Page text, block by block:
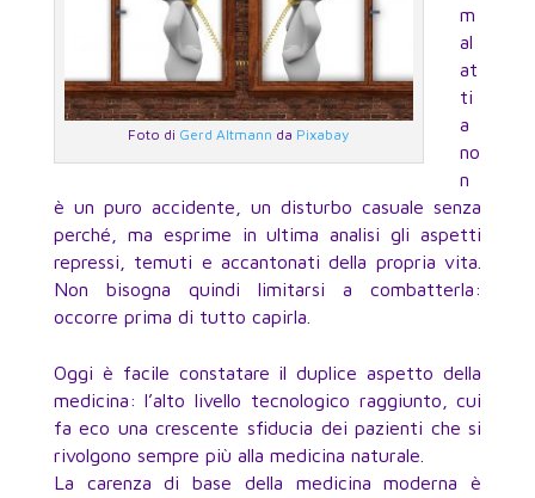
Foto di Gerd Altmann da Pixabay
m
al
at
ti
a
no
n
è un puro accidente, un disturbo casuale senza
perché, ma esprime in ultima analisi gli aspetti
repressi, temuti e accantonati della propria vita.
Non bisogna quindi limitarsi a combatterla:
occorre prima di tutto capirla.
Oggi è facile constatare il duplice aspetto della
medicina: l’alto livello tecnologico raggiunto, cui
fa eco una crescente sfiducia dei pazienti che si
rivolgono sempre più alla medicina naturale.
La carenza di base della medicina moderna è